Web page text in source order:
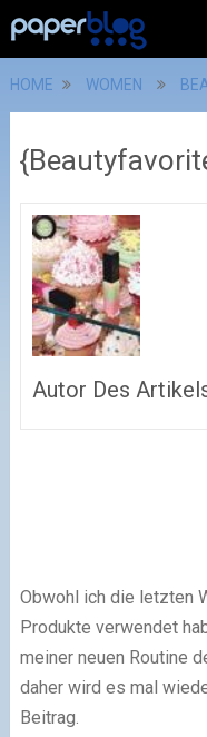
HOME WOMEN
Autor Des
Obwohl ich die letzten
Produkte verwendet
meiner neuen Routine
daher wird es mal
Beitrag.